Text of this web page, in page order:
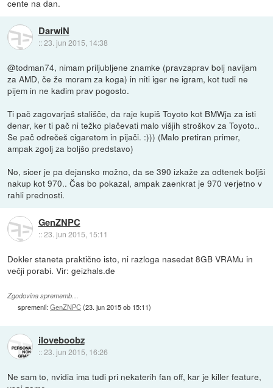
cente na dan.
DarwiN
::23. jun 2015, 14:38
@todman74, nimam priljubljene znamke (pravzaprav bolj navijam
za AMD, če že moram za koga) in niti iger ne igram, kot tudi ne
pijem in ne kadim prav pogosto.
Ti pač zagovarjaš stališče, da raje kupiš Toyoto kot BMWja za isti
denar, ker ti pač ni težko plačevati malo višjih stroškov za Toyoto..
Se pač odrečeš cigaretom in pijači. :))) (Malo pretiran primer,
ampak zgolj za boljšo predstavo)
No, sicer je pa dejansko možno, da se 390 izkaže za odtenek boljši
nakup kot 970.. Čas bo pokazal, ampak zaenkrat je 970 verjetno v
rahli prednosti.
GenZNPC
::23. jun 2015, 15:11
Dokler staneta praktično isto, ni razloga nasedat 8GB VRAMu in
večji porabi. Vir: geizhals.de
Zgodovina sprememb…
spremenil:GenZNPC(23. jun 2015 ob 15:11)
iloveboobz
::23. jun 2015, 16:26
Ne sam to, nvidia ima tudi pri nekaterih fan off, kar je killer feature,